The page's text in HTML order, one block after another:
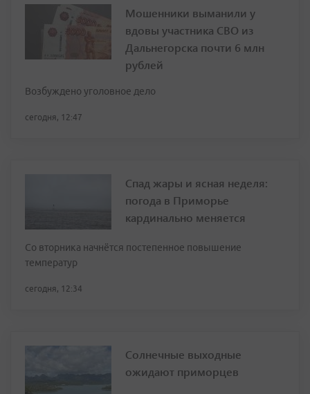
Мошенники выманили у
вдовы участника СВО из
Дальнегорска почти 6 млн
рублей
Возбуждено уголовное дело
сегодня, 12:47
Спад жары и ясная неделя:
погода в Приморье
кардинально меняется
Со вторника начнётся постепенное повышение
температур
сегодня, 12:34
Солнечные выходные
ожидают приморцев